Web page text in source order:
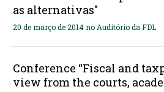
as alternativas"
20 de março de 2014 no Auditório da FDL
Conference “Fiscal and
view from the courts,